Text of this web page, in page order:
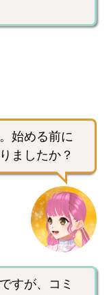
始める前に
ましたか？
すが、コミ